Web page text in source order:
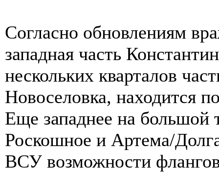
Согласно обновлениям
западная часть
нескольких кварталов
Новоселовка, находится
Еще западнее на большой
Роскошное и Артема/
ВСУ возможности